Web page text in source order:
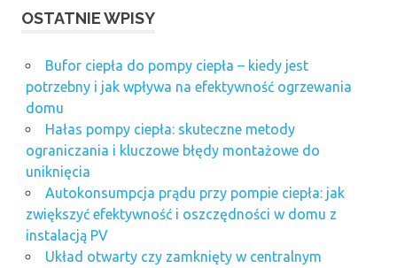
OSTATNIE WPISY
Bufor ciepła do pompy ciepła – kiedy jest
potrzebny i jak wpływa na efektywność ogrzewania
domu
Hałas pompy ciepła: skuteczne metody
ograniczania i kluczowe błędy montażowe do
uniknięcia
Autokonsumpcja prądu przy pompie ciepła: jak
zwiększyć efektywność i oszczędności w domu z
instalacją PV
Układ otwarty czy zamknięty w centralnym